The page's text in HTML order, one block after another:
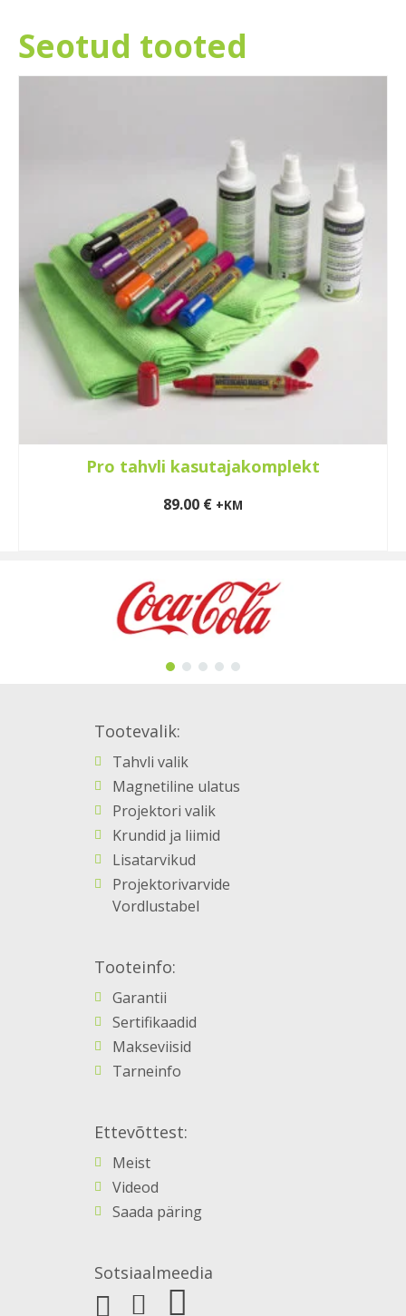
Seotud tooted
Pro tahvli kasutajakomplekt
89.00 € +KM
Tootevalik:
Tahvli valik
Magnetiline ulatus
Projektori valik
Krundid ja liimid
Lisatarvikud
Projektorivarvide
Vordlustabel
Tooteinfo:
Garantii
Sertifikaadid
Makseviisid
Tarneinfo
Ettevõttest:
Meist
Videod
Saada päring
Sotsiaalmeedia